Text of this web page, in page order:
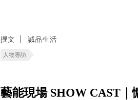
撰文 誠品生活
人物專訪
藝能現場 SHOW CAST｜